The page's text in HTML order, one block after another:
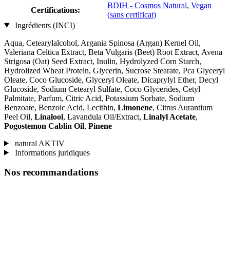
Certifications:
BDIH - Cosmos Natural, Vegan
(sans certificat)
Ingrédients (INCI)
Aqua, Cetearylalcohol, Argania Spinosa (Argan) Kernel Oil,
Valeriana Celtica Extract, Beta Vulgaris (Beet) Root Extract, Avena
Strigosa (Oat) Seed Extract, Inulin, Hydrolyzed Corn Starch,
Hydrolized Wheat Protein, Glycerin, Sucrose Stearate, Pca Glyceryl
Oleate, Coco Glucoside, Glyceryl Oleate, Dicaprylyl Ether, Decyl
Glucoside, Sodium Cetearyl Sulfate, Coco Glycerides, Cetyl
Palmitate, Parfum, Citric Acid, Potassium Sorbate, Sodium
Benzoate, Benzoic Acid, Lecithin, Limonene, Citrus Aurantium
Peel Oil, Linalool, Lavandula Oil/Extract, Linalyl Acetate,
Pogostemon Cablin Oil, Pinene
natural AKTIV
Informations juridiques
Nos recommandations